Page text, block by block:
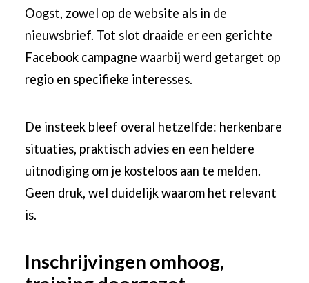
Oogst, zowel op de website als in de
nieuwsbrief. Tot slot draaide er een gerichte
Facebook campagne waarbij werd getarget op
regio en specifieke interesses.
De insteek bleef overal hetzelfde: herkenbare
situaties, praktisch advies en een heldere
uitnodiging om je kosteloos aan te melden.
Geen druk, wel duidelijk waarom het relevant
is.
Inschrijvingen omhoog,